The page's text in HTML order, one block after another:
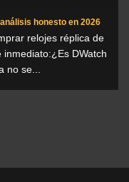
honesto en 2026
relojes réplica de
DWatch
no se...